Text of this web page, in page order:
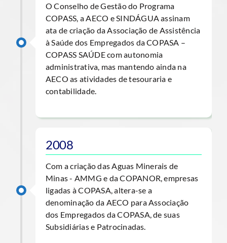
O Conselho de Gestão do Programa
COPASS, a AECO e SINDÁGUA assinam
ata de criação da Associação de Assistência
à Saúde dos Empregados da COPASA –
COPASS SAÚDE com autonomia
administrativa, mas mantendo ainda na
AECO as atividades de tesouraria e
contabilidade.
2008
Com a criação das Aguas Minerais de
Minas - AMMG e da COPANOR, empresas
ligadas à COPASA, altera-se a
denominação da AECO para Associação
dos Empregados da COPASA, de suas
Subsidiárias e Patrocinadas.